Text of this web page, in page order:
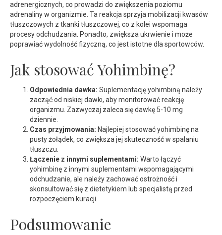
adrenergicznych, co prowadzi do zwiększenia poziomu
adrenaliny w organizmie. Ta reakcja sprzyja mobilizacji kwasów
tłuszczowych z tkanki tłuszczowej, co z kolei wspomaga
procesy odchudzania. Ponadto, zwiększa ukrwienie i może
poprawiać wydolność fizyczną, co jest istotne dla sportowców.
Jak stosować Yohimbinę?
Odpowiednia dawka: Suplementację yohimbiną należy
zacząć od niskiej dawki, aby monitorować reakcję
organizmu. Zazwyczaj zaleca się dawkę 5-10 mg
dziennie.
Czas przyjmowania: Najlepiej stosować yohimbinę na
pusty żołądek, co zwiększa jej skuteczność w spalaniu
tłuszczu.
Łączenie z innymi suplementami: Warto łączyć
yohimbinę z innymi suplementami wspomagającymi
odchudzanie, ale należy zachować ostrożność i
skonsultować się z dietetykiem lub specjalistą przed
rozpoczęciem kuracji.
Podsumowanie